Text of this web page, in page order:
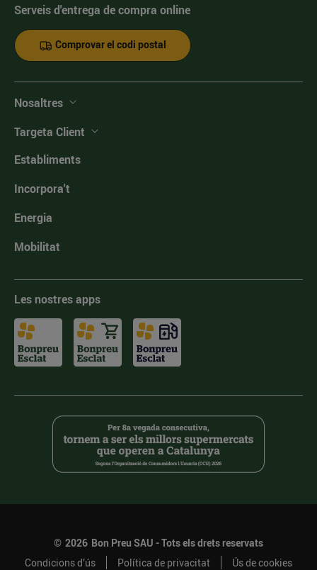
Serveis d'entrega de compra online
Comprovar el codi postal
Nosaltres
Targeta Client
Establiments
Incorpora't
Energia
Mobilitat
Les nostres apps
© 2026 Bon Preu SAU - Tots els drets reservats
Condicions d’ús
Política de privacitat Ús de cookies